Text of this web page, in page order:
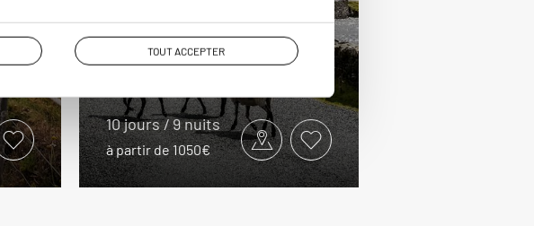
TOUT ACCEPTER
Autotour famille dans le Sud-
Ouest de l’Irlande : Cork, Killarney,
10 jours / 9 nuits
à partir de 1050€